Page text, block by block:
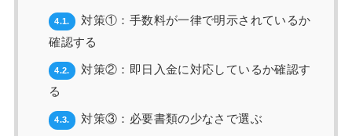
4.1.
対策①：手数料が一律で明示されているか
確認する
4.2.
対策②：即日入金に対応しているか確認す
る
4.3. 対策③：必要書類の少なさで選ぶ